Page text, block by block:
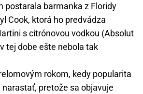
postarala barmanka z Floridy
Cook, ktorá ho predvádza
s citrónovou vodkou (Absolut
tej dobe ešte nebola tak
rokom, kedy popularita
pretože sa objavuje